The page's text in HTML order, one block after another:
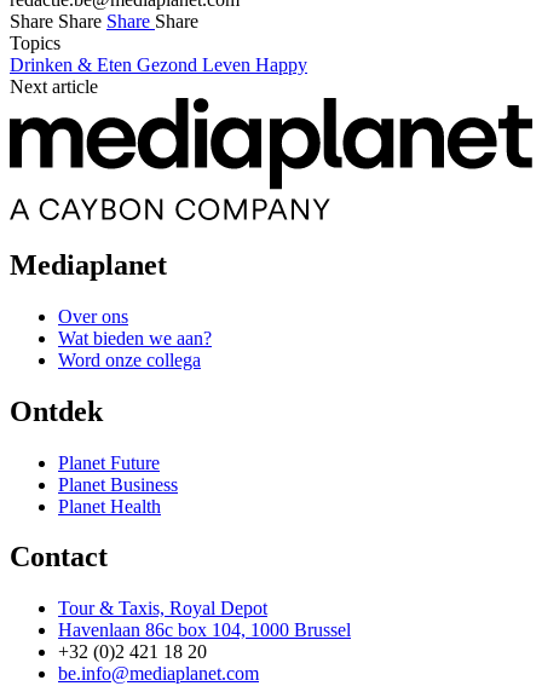
Share Share Share Share
Topics
Drinken & Eten Gezond Leven Happy
Next article
Mediaplanet
Over ons
Wat bieden we aan?
Word onze collega
Ontdek
Planet Future
Planet Business
Planet Health
Contact
Tour & Taxis, Royal Depot
Havenlaan 86c box 104, 1000 Brussel
+32 (0)2 421 18 20
be.info@mediaplanet.com